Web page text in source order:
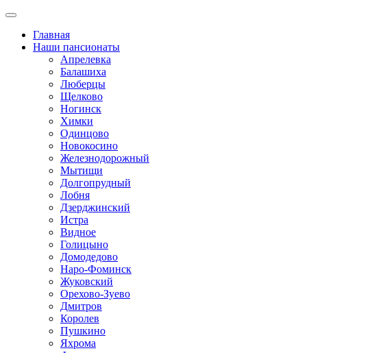
Главная
Наши пансионаты
Апрелевка
Балашиха
Люберцы
Щелково
Ногинск
Химки
Одинцово
Новокосино
Железнодорожный
Мытищи
Долгопрудный
Лобня
Дзерджинский
Истра
Видное
Голицыно
Домодедово
Наро-Фоминск
Жуковский
Орехово-Зуево
Дмитров
Королев
Пушкино
Яхрома